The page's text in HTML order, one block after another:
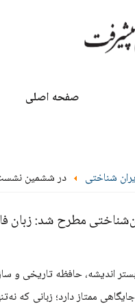
صفحه اصلی
شناختی در ششمین نشست
مطرح شد: زبان
بستر اندیشه، حافظه تاریخی
ممتاز دارد؛ زبانی که